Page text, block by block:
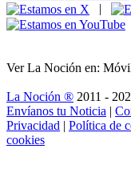
|
Ver La Noción en:
La Noción ® 2011 -
Envíanos tu Noticia |
Privacidad | Política de
cookies